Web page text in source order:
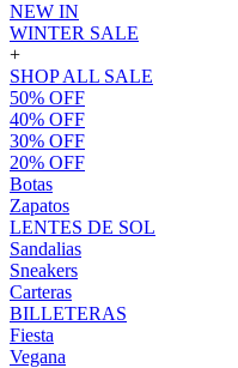
NEW IN
WINTER SALE
+
SHOP ALL SALE
50% OFF
40% OFF
30% OFF
20% OFF
Botas
Zapatos
LENTES DE SOL
Sandalias
Sneakers
Carteras
BILLETERAS
Fiesta
Vegana